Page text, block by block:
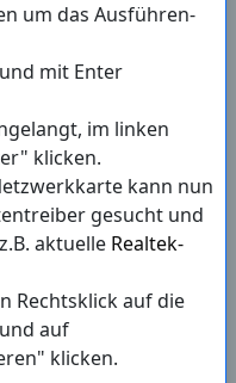
um das Ausführen-
mit Enter
im linken
klicken.
kann nun
gesucht und
aktuelle Realtek-
Rechtsklick auf die
auf
klicken.